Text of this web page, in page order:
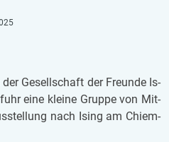
Ge­sell­schaft der Freun­de Is­
eine klei­ne Grup­pe von Mit­
nach Ising am Chiem­